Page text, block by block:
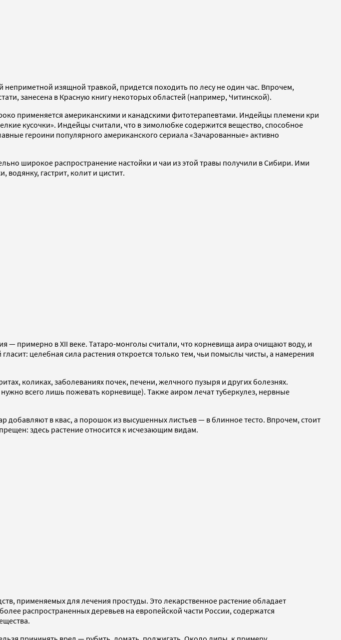
изящной травкой, придется походить по лесу не один час. Впрочем,
занесена в Красную книгу некоторых областей (например, Читинской).
применяется американскими и канадскими фитотерапевтами. Индейцы племени кри
кусочки». Индейцы считали, что в зимолюбке содержится вещество, способное
героини популярного американского сериала «Зачарованные» активно
широкое распространение настойки и чаи из этой травы получили в Сибири. Ими
водянку, гастрит, колит и цистит.
— примерно в XII веке. Татаро-монголы считали, что корневища аира очищают воду, и
целебная сила растения откроется только тем, чьи помыслы чисты, а намерения
коликах, заболеваниях почек, печени, желчного пузыря и других болезнях.
всего лишь пожевать корневище). Также аиром лечат туберкулез, нервные
добавляют в квас, а порошок из высушенных листьев — в блинное тесто. Впрочем, стоит
здесь растение относится к исчезающим видам.
применяемых для лечения простуды. Это лекарственное растение обладает
распространенных деревьев на европейской части России, содержатся